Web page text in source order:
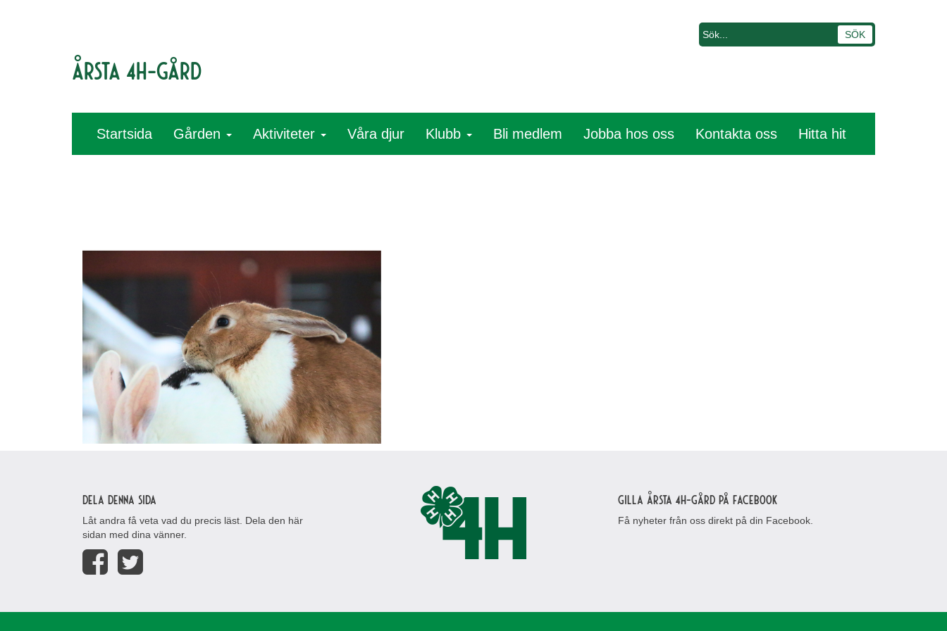
Årsta 4H-gård
Startsida Gården Aktiviteter Våra djur Klubb Bli medlem Jobba hos oss Kontakta oss Hitta hit
Dela denna sida
Låt andra få veta vad du precis läst. Dela den här
sidan med dina vänner.
Gilla Årsta 4H-gård på Facebook
Få nyheter från oss direkt på din Facebook.